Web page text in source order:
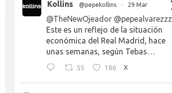
Kollins @pepekollins · 29 Mar
@TheNewOjeador @pepealvarezzz
Este es un reflejo de la situación
económica del Real Madrid, hace
unas semanas, según Tebas…
55 186 X